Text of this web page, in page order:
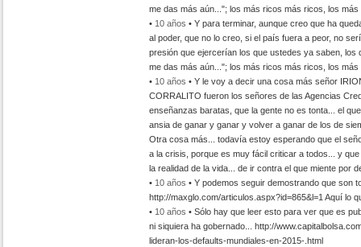
me das más aún..."; los más ricos más ricos, los
• 10 años • Y para terminar, aunque creo que ha
al poder, que no lo creo, si el país fuera a peor, no
presión que ejercerían los que ustedes ya saben,
me das más aún..."; los más ricos más ricos, los
• 10 años • Y le voy a decir una cosa más señor
CORRALITO fueron los señores de las Agencias
enseñanzas baratas, que la gente no es tonta... el
ansia de ganar y ganar y volver a ganar de los de
Otra cosa más... todavía estoy esperando que el
a la crisis, porque es muy fácil criticar a todos... y
la realidad de la vida... de ir contra el que miente por
• 10 años • Y podemos seguir demostrando que son
http://maxglo.com/articulos.aspx?id=865&l=1 Aquí lo
• 10 años • Sólo hay que leer esto para ver que es
ni siquiera ha gobernado... http://
lideran-los-defaults-mundiales-en-2015-.html